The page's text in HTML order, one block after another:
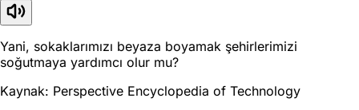
Yani, sokaklarımızı beyaza boyamak şehirlerimizi
soğutmaya yardımcı olur mu?
Kaynak: Perspective Encyclopedia of Technology